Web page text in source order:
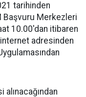
tarihinden
Başvuru Merkezleri
10.00'dan itibaren
adresinden
alınacağından